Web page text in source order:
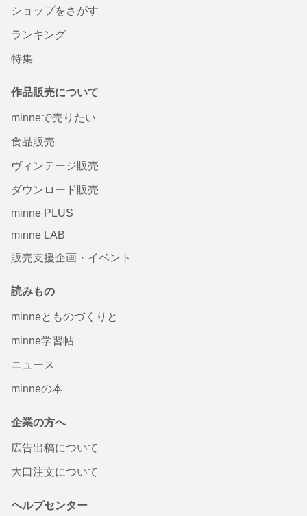
ショップをさがす
ランキング
特集
作品販売について
minneで売りたい
食品販売
ヴィンテージ販売
ダウンロード販売
minne PLUS
minne LAB
販売支援企画・イベント
読みもの
minneとものづくりと
minne学習帖
ニュース
minneの本
企業の方へ
広告出稿について
大口注文について
ヘルプセンター